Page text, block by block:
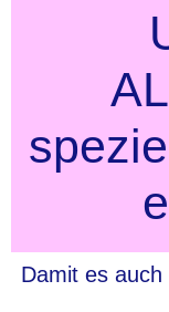
Damit es